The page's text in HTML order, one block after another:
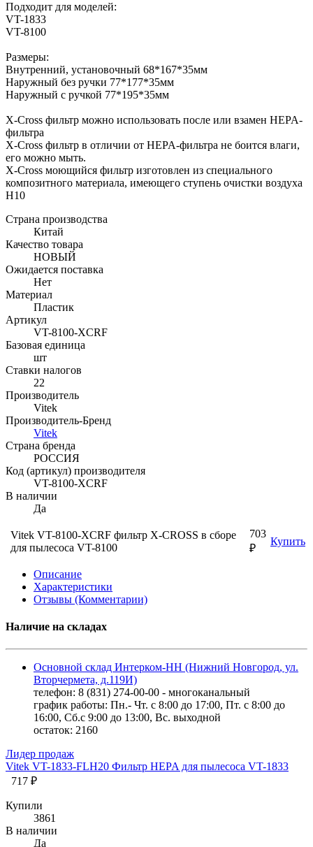
Подходит для моделей:
VT-1833
VT-8100
Размеры:
Внутренний, установочный 68*167*35мм
Наружный без ручки 77*177*35мм
Наружный с ручкой 77*195*35мм
X-Cross фильтр можно использовать после или взамен HEPA-
фильтра
X-Cross фильтр в отличии от HEPA-фильтра не боится влаги,
его можно мыть.
X-Cross моющийся фильтр изготовлен из специального
композитного материала, имеющего ступень очистки воздуха
H10
Страна производства
Китай
Качество товара
НОВЫЙ
Ожидается поставка
Нет
Материал
Пластик
Артикул
VT-8100-XCRF
Базовая единица
шт
Ставки налогов
22
Производитель
Vitek
Производитель-Бренд
Vitek
Страна бренда
РОССИЯ
Код (артикул) производителя
VT-8100-XCRF
В наличии
Да
Vitek VT-8100-XCRF фильтр X-CROSS в сборе
для пылесоса VT-8100
703
₽
Купить
Описание
Характеристики
Отзывы (Комментарии)
Наличие на складах
Основной склад Интерком-НН (Нижний Новгород, ул.
Вторчермета, д.119И)
телефон: 8 (831) 274-00-00 - многоканальный
график работы: Пн.- Чт. с 8:00 до 17:00, Пт. с 8:00 до
16:00, Сб.с 9:00 до 13:00, Вс. выходной
остаток: 2160
Лидер продаж
Vitek VT-1833-FLH20 Фильтр HEPA для пылесоса VT-1833
717 ₽
Купили
3861
В наличии
Да